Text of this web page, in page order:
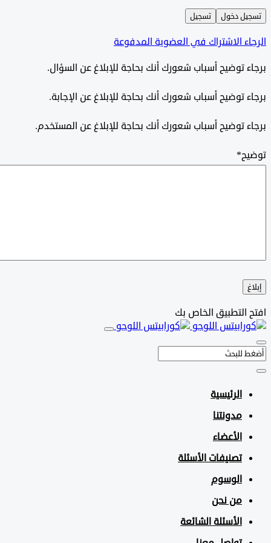
دخول تسجيل
الاشتراك في العضوية المدفوعة
توضيح أسباب شعورك أنك بحاجة للإبلاغ عن السؤال.
توضيح أسباب شعورك أنك بحاجة للإبلاغ عن الإجابة.
توضيح أسباب شعورك أنك بحاجة للإبلاغ عن المستخدم.
*
التطبيق الخاص بك
الرئيسية
مدونتنا
الأعضاء
تصنيفات الأسئلة
الوسوم
من نحن
الأسئلة الشائعة